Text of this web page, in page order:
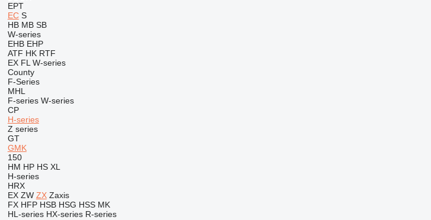
EPT
EC S
HB MB SB
W-series
EHB EHP
ATF HK RTF
EX FL W-series
County
F-Series
MHL
F-series W-series
CP
H-series
Z series
GT
GMK
150
HM HP HS XL
H-series
HRX
EX ZW ZX Zaxis
FX HFP HSB HSG HSS MK
HL-series HX-series R-series